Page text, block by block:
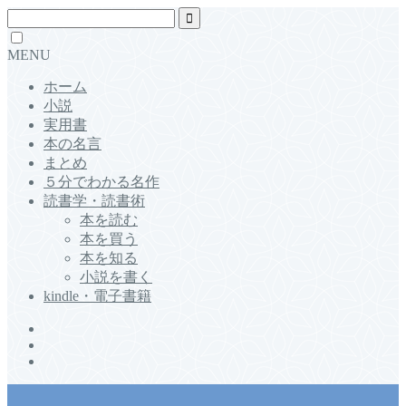
MENU
ホーム
小説
実用書
本の名言
まとめ
５分でわかる名作
読書学・読書術
本を読む
本を買う
本を知る
小説を書く
kindle・電子書籍